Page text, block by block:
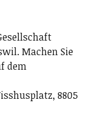
Machen Sie
dem
8805